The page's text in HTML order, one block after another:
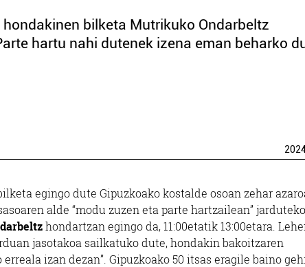
bilketa Mutrikuko Ondarbeltz
hartu nahi dutenek izena eman beharko
egingo dute Gipuzkoako kostalde osoan zehar
alde “modu zuzen eta parte hartzailean” jarduteko
hondartzan egingo da, 11:00etatik 13:00etara.
jasotakoa sailkatuko dute, hondakin bakoitzaren
izan dezan”. Gipuzkoako 50 itsas eragile baino